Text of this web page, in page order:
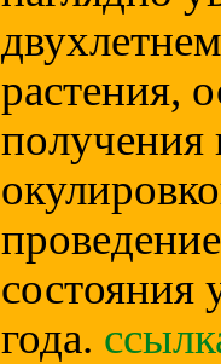
растения,
получения
состояния
года.